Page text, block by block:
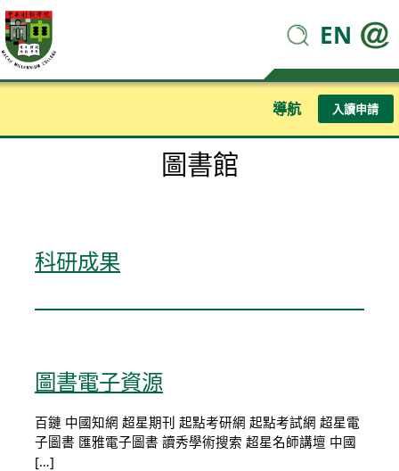
EN
導航 入讀申請
圖書館
科研成果
圖書電子資源
百鏈 中國知網 超星期刊 起點考研網 起點考試網 超星電
子圖書 匯雅電子圖書 讀秀學術搜索 超星名師講壇 中國
[…]